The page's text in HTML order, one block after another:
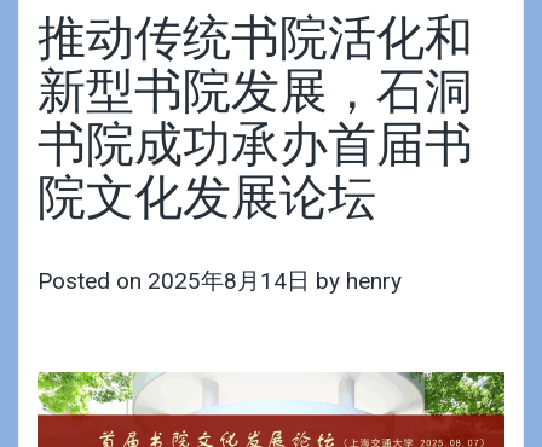
推动传统书院活化和
新型书院发展，石洞
书院成功承办首届书
院文化发展论坛
Posted on 2025年8月14日 by henry